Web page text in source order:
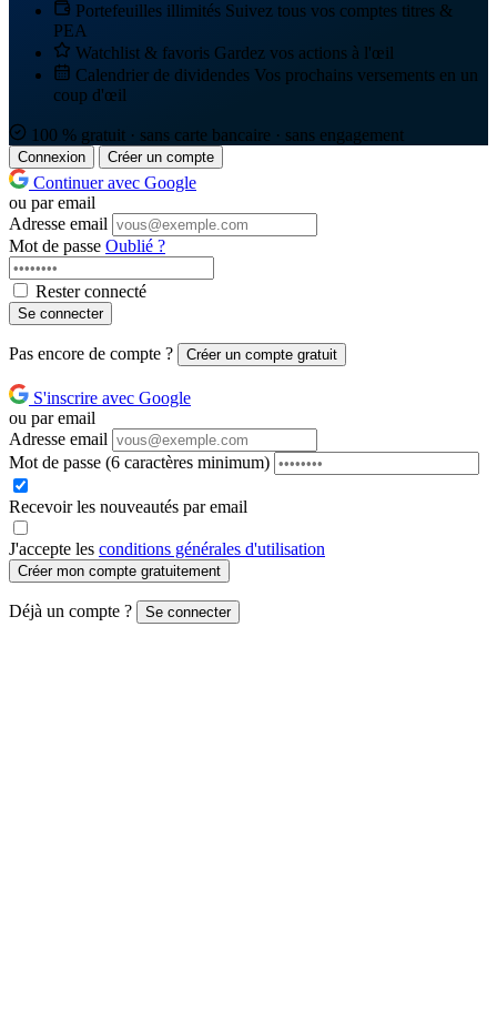
Portefeuilles illimités Suivez tous vos comptes titres &
PEA
Watchlist & favoris Gardez vos actions à l'œil
Calendrier de dividendes Vos prochains versements en un
coup d'œil
100 % gratuit · sans carte bancaire · sans engagement
Connexion Créer un compte
Continuer avec Google
ou par email
Adresse email
Mot de passe Oublié ?
Rester connecté
Se connecter
Pas encore de compte ? Créer un compte gratuit
S'inscrire avec Google
ou par email
Adresse email
Mot de passe (6 caractères minimum)
Recevoir les nouveautés par email
J'accepte les conditions générales d'utilisation
Créer mon compte gratuitement
Déjà un compte ? Se connecter